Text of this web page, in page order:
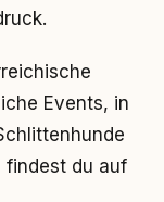
Events, in
findest du auf